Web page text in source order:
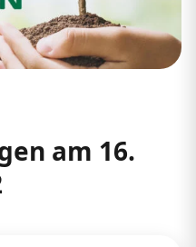
am 16.